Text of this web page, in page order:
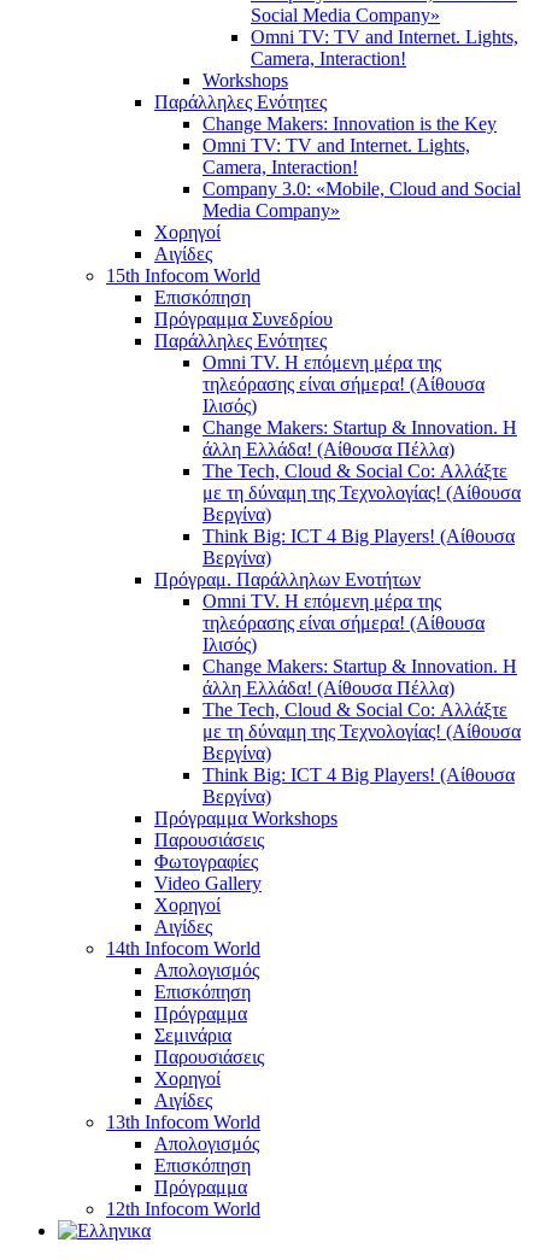
Social Media Company»
Omni TV: TV and Internet. Lights,
Camera, Interaction!
Workshops
Παράλληλες Ενότητες
Change Makers: Innovation is the Key
Omni TV: TV and Internet. Lights,
Camera, Interaction!
Company 3.0: «Mobile, Cloud and Social
Media Company»
Χορηγοί
Αιγίδες
15th Infocom World
Επισκόπηση
Πρόγραμμα Συνεδρίου
Παράλληλες Ενότητες
Omni TV. Η επόμενη μέρα της
τηλεόρασης είναι σήμερα! (Αίθουσα
Ιλισός)
Change Makers: Startup & Innovation. Η
άλλη Ελλάδα! (Αίθουσα Πέλλα)
The Tech, Cloud & Social Co: Αλλάξτε
με τη δύναμη της Τεχνολογίας! (Αίθουσα
Βεργίνα)
Think Big: ICT 4 Big Players! (Αίθουσα
Βεργίνα)
Πρόγραμ. Παράλληλων Ενοτήτων
Omni TV. Η επόμενη μέρα της
τηλεόρασης είναι σήμερα! (Αίθουσα
Ιλισός)
Change Makers: Startup & Innovation. Η
άλλη Ελλάδα! (Αίθουσα Πέλλα)
The Tech, Cloud & Social Co: Αλλάξτε
με τη δύναμη της Τεχνολογίας! (Αίθουσα
Βεργίνα)
Think Big: ICT 4 Big Players! (Αίθουσα
Βεργίνα)
Πρόγραμμα Workshops
Παρουσιάσεις
Φωτογραφίες
Video Gallery
Χορηγοί
Αιγίδες
14th Infocom World
Απολογισμός
Επισκόπηση
Πρόγραμμα
Σεμινάρια
Παρουσιάσεις
Χορηγοί
Αιγίδες
13th Infocom World
Απολογισμός
Επισκόπηση
Πρόγραμμα
12th Infocom World